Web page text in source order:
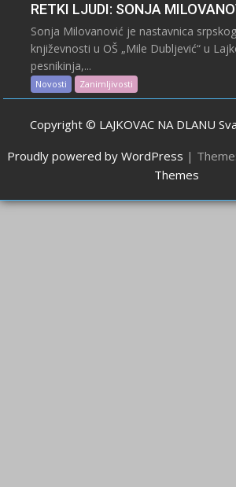
RETKI LJUDI: SONJA
Sonja Milovanović je nastavnica
književnosti u OŠ „Mile Dubljević“ u
pesnikinja,...
Novosti Zanimljivosti
Copyright © LAJKOVAC NA DLANU
Proudly powered by WordPress |
Themes